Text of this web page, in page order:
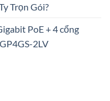
Trọn Gói?
PoE + 4 cổng
2LV